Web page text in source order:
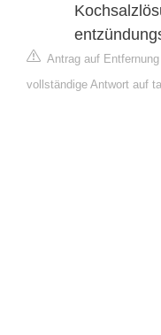
Antrag auf
vollständige Antwort auf